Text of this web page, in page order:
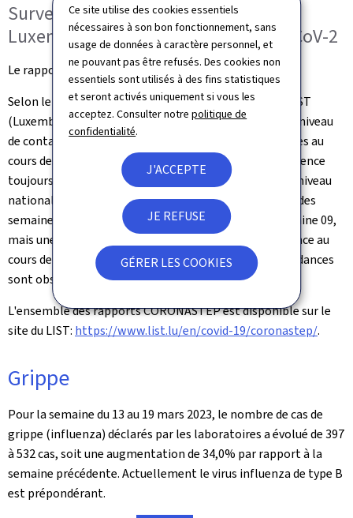
Ce site utilise des cookies essentiels
nécessaires à son bon fonctionnement, sans
usage de données à caractère personnel, et
ne pouvant pas être refusés. Des cookies non
essentiels sont utilisés à des fins statistiques
et seront activés uniquement si vous les
acceptez. Consulter notrepolitique de
confidentialité.
J'ACCEPTE
JE REFUSE
GÉRER LES COOKIES
Surveillance des eaux usées au
Luxembourg dans le cadre du SARS-CoV-2
Le rapport CORONA STEP est établi tous les 15 jours.
Selon le dernier rapport CORONASTEP établi par le LIST
(Luxembourg Institute of Science and Technology), le niveau
de contamination des 13 stations d'épuration analysées au
cours des semaines 10 et 11 de 2023 montre une prévalence
toujours élevée du SARS-CoV-2 dans les eaux usées. Au niveau
national, le niveau de contamination mesuré au cours des
semaines 10 et 11 était très similaire à celui de la semaine 09,
mais une tendance à la diminution a été mise en évidence au
cours de la semaine 11. Au niveau local, les mêmes tendances
sont observées.
L'ensemble des rapports CORONASTEP est disponible sur le
site du LIST: https://www.list.lu/en/covid-19/coronastep/.
Grippe
Pour la semaine du 13 au 19 mars 2023, le nombre de cas de
grippe (influenza) déclarés par les laboratoires a évolué de 397
à 532 cas, soit une augmentation de 34,0% par rapport à la
semaine précédente. Actuellement le virus influenza de type B
est prépondérant.